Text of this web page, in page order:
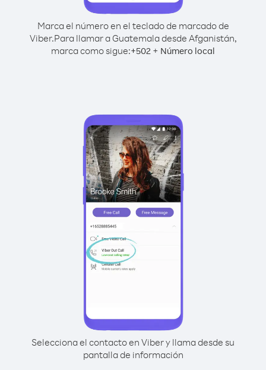
Marca el número en el teclado de marcado de
Viber.Para llamar a Guatemala desde Afganistán,
marca como sigue:+502 + Número local
Selecciona el contacto en Viber y llama desde su
pantalla de información